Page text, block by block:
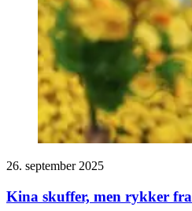
26. september 2025
Kina skuffer, men rykker fra